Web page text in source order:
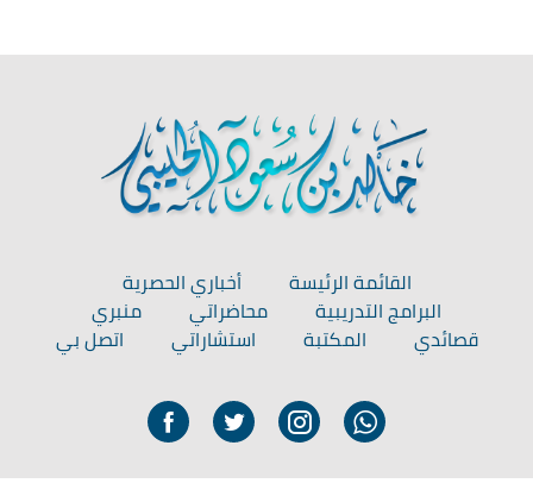
القائمة الرئيسة
أخباري الحصرية
البرامج التدريبية
محاضراتي
منبري
قصائدي
المكتبة استشاراتي اتصل بي